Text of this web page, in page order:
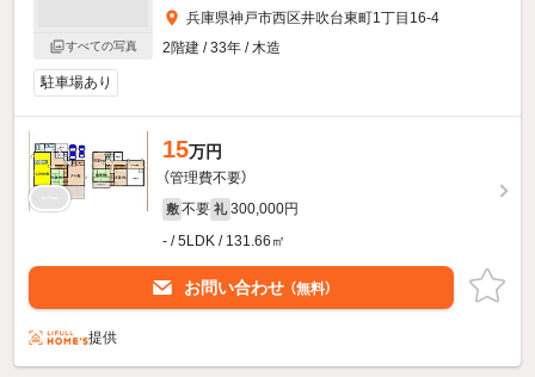
すべての写真
兵庫県神戸市西区井吹台東町1丁目16-4
2階建 / 33年 / 木造
駐車場あり
15万円
（管理費不要）
敷 不要 礼 300,000円
- / 5LDK / 131.66㎡
お問い合わせ （無料）
提供